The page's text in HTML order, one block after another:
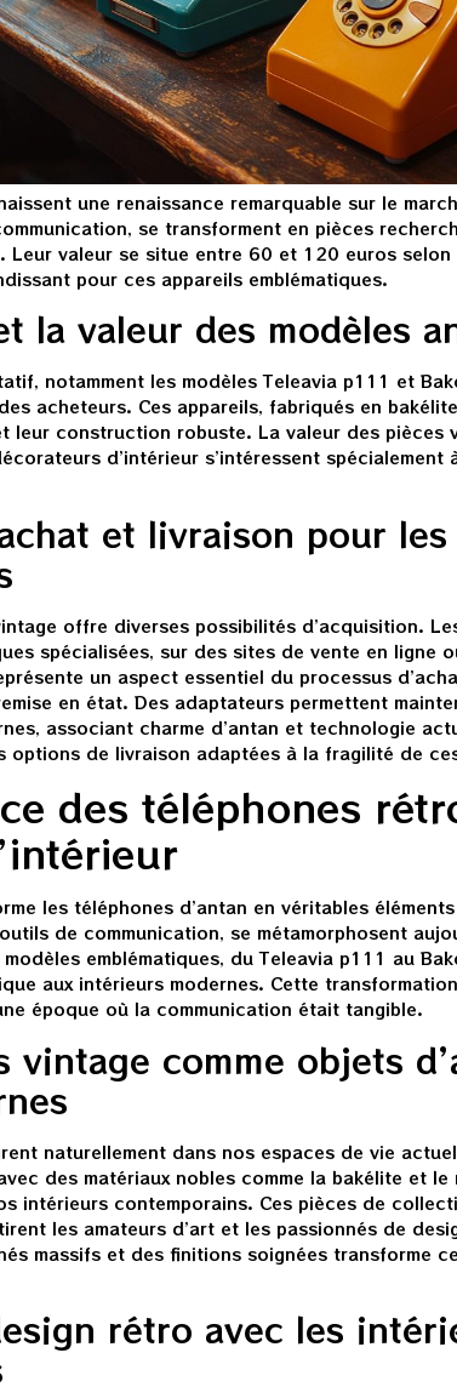
une renaissance remarquable sur le
se transforment en pièces
Leur valeur se situe entre 60 et 120 euros selon
pour ces appareils emblématiques.
la valeur des modèles
notamment les modèles Teleavia p111 et
acheteurs. Ces appareils, fabriqués en
leur construction robuste. La valeur des pièces
d’intérieur s’intéressent
et livraison pour les
offre diverses possibilités d’acquisition.
spécialisées, sur des sites de vente en ligne
un aspect essentiel du processus
en état. Des adaptateurs permettent
associant charme d’antan et technologie
options de livraison adaptées à la fragilité de
des téléphones
les téléphones d’antan en véritables
de communication, se métamorphosent
emblématiques, du Teleavia p111 au
aux intérieurs modernes. Cette
époque où la communication était tangible.
vintage comme objets
naturellement dans nos espaces de vie
des matériaux nobles comme la bakélite et le
intérieurs contemporains. Ces pièces de
les amateurs d’art et les passionnés de
massifs et des finitions soignées transforme
rétro avec les